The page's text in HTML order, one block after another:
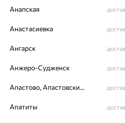
Похожие изделия
Анапская
Анастасиевка
Ангарск
Анжеро-Судженск
Апастово, Апастовский район
Апатиты